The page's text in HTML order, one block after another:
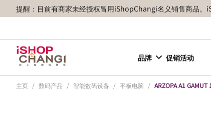
提醒：目前有商家未经授权冒用iShopChangi名义销售商品
品牌 促销活动
主页 / 数码产品 / 智能数码设备 / 平板电脑 / ARZOPA A1